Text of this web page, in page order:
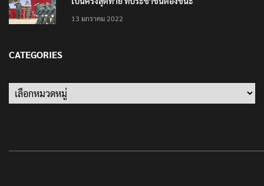
13 มกราคม 2022
CATEGORIES
Categories